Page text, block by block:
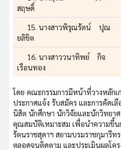
สฤษดิ์
15. นางสาวพิรุณรัตน์ ปุณ
ยลิขิต
16. นางสาววนาทิพย์ กิจ
เรือนทอง
โดย คณะกรรมการมีหน้าที่วางหลัก
ประกาศแจ้ง รับสมัคร และการคัดเ
นิสิต นักศึกษา นักวิจัยและนักวิทยา
คุณสมบัติเหมาะสม เพื่อนำความขึ้
รัตนราชสุดาฯ สยามบรมราชกุมารี
ตลอดจนติดตาม และประเมินผลโคร